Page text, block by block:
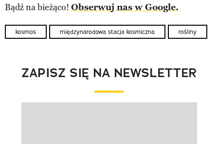
Bądź na bieżąco! Obserwuj nas w Google.
kosmos międzynarodowa stacja kosmiczna rośliny
ZAPISZ SIĘ NA NEWSLETTER